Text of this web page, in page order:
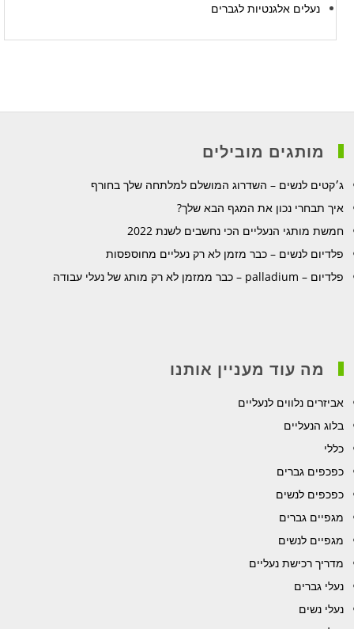
נעלים אלגנטיות לגברים
מותגים מובילים
ג׳קטים לנשים – השדרוג המושלם למלתחה שלך בחורף
איך תבחרי נכון את המגף הבא שלך?
חמשת מותגי הנעליים הכי נחשבים לשנת 2022
פלדיום לנשים – כבר מזמן לא רק נעליים מחוספסות
פלדיום – palladium – כבר ממזמן לא רק מותג של נעלי עבודה
מה עוד מעניין אותנו
אביזרים נלווים לנעליים
בלוג הנעליים
כללי
כפכפים גברים
כפכפים לנשים
מגפיים גברים
מגפיים לנשים
מדריך רכישת נעליים
נעלי גברים
נעלי נשים